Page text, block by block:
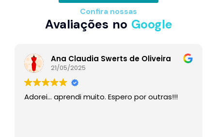
Confira nossas
Avaliações no Google
Ana Claudia Swerts de Oliveira
21/05/2025
Adorei… aprendi muito. Espero por outras!!!